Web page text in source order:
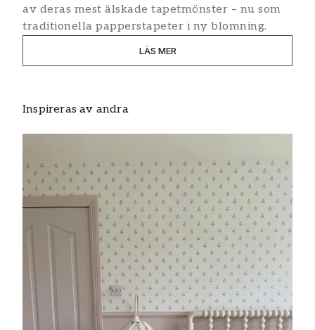
av deras mest älskade tapetmönster – nu som
traditionella papperstapeter i ny blomning.
LÄS MER
Inspireras av andra